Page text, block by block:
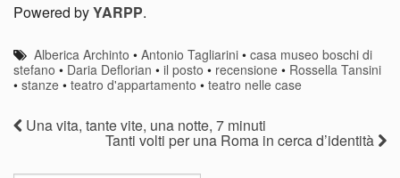
Powered byYARPP.
Alberica Archinto •Antonio Tagliarini •casa museo boschi di
stefano • Daria Deflorian • il posto • recensione • Rossella Tansini
• stanze • teatro d'appartamento • teatro nelle case
Una vita, tante vite, una notte, 7 minuti
Tanti volti per una Roma in cerca d’identità